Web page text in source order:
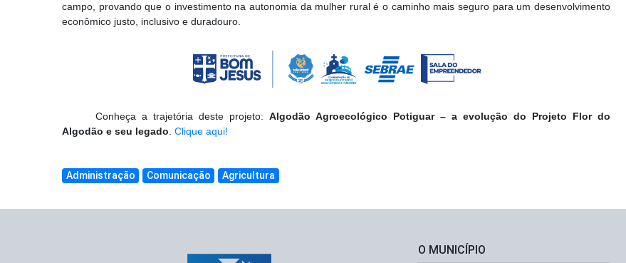
campo, provando que o investimento na autonomia da mulher rural é o caminho mais seguro para um desenvolvimento
econômico justo, inclusivo e duradouro.
Conheça a trajetória deste projeto:Algodão Agroecológico Potiguar – a evolução do Projeto Flor do
Algodão e seu legado Clique aqui!
Administração Comunicação Agricultura
O MUNICÍPIO